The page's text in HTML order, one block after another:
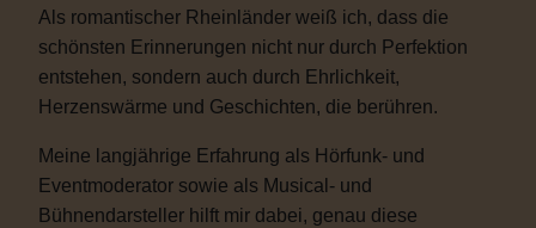
Als romantischer Rheinländer weiß ich, dass die
schönsten Erinnerungen nicht nur durch Perfektion
entstehen, sondern auch durch Ehrlichkeit,
Herzenswärme und Geschichten, die berühren.
Meine langjährige Erfahrung als Hörfunk- und
Eventmoderator sowie als Musical- und
Bühnendarsteller hilft mir dabei, genau diese